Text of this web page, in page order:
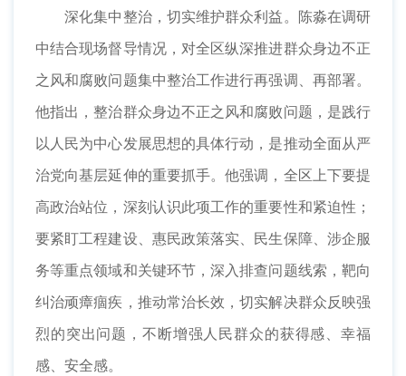
深化集中整治，切实维护群众利益。陈淼在调研
中结合现场督导情况，对全区纵深推进群众身边不正
之风和腐败问题集中整治工作进行再强调、再部署。
他指出，整治群众身边不正之风和腐败问题，是践行
以人民为中心发展思想的具体行动，是推动全面从严
治党向基层延伸的重要抓手。他强调，全区上下要提
高政治站位，深刻认识此项工作的重要性和紧迫性；
要紧盯工程建设、惠民政策落实、民生保障、涉企服
务等重点领域和关键环节，深入排查问题线索，靶向
纠治顽瘴痼疾，推动常治长效，切实解决群众反映强
烈的突出问题，不断增强人民群众的获得感、幸福
感、安全感。